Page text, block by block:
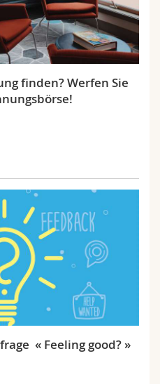
finden? Werfen Sie
« Feeling good? »